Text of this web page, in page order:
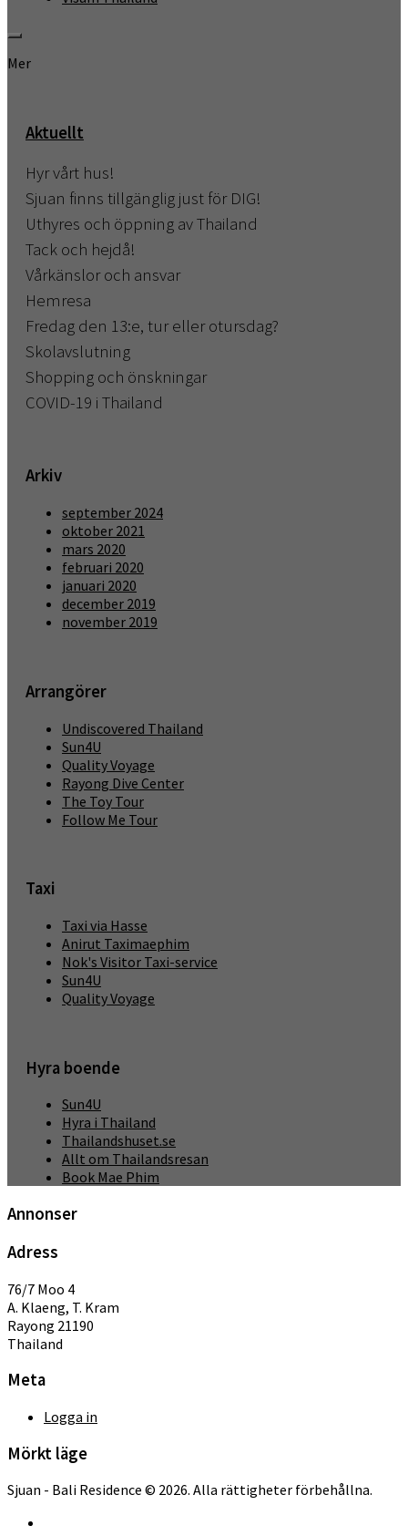
Mer
Aktuellt
Hyr vårt hus!
Sjuan finns tillgänglig just för DIG!
Uthyres och öppning av Thailand
Tack och hejdå!
Vårkänslor och ansvar
Hemresa
Fredag den 13:e, tur eller otursdag?
Skolavslutning
Shopping och önskningar
COVID-19 i Thailand
Arkiv
september 2024
oktober 2021
mars 2020
februari 2020
januari 2020
december 2019
november 2019
Arrangörer
Undiscovered Thailand
Sun4U
Quality Voyage
Rayong Dive Center
The Toy Tour
Follow Me Tour
Taxi
Taxi via Hasse
Anirut Taximaephim
Nok's Visitor Taxi-service
Sun4U
Quality Voyage
Hyra boende
Sun4U
Hyra i Thailand
Thailandshuset.se
Allt om Thailandsresan
Book Mae Phim
Annonser
Adress
76/7 Moo 4
A. Klaeng, T. Kram
Rayong 21190
Thailand
Meta
Logga in
Mörkt läge
Sjuan - Bali Residence © 2026. Alla rättigheter förbehållna.